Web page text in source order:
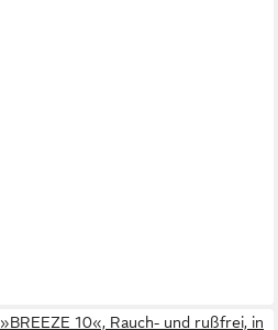
10«, Rauch- und rußfrei, in